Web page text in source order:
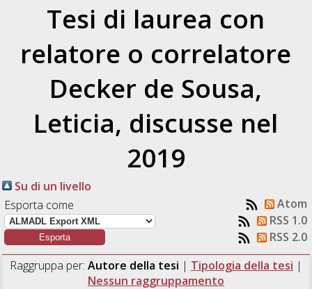
Tesi di laurea con
relatore o correlatore
Decker de Sousa,
Leticia, discusse nel
2019
Su di un livello
Esporta come
Atom
RSS 1.0
RSS 2.0
Raggruppa per: Autore della tesi | Tipologia della tesi |
Nessun raggruppamento